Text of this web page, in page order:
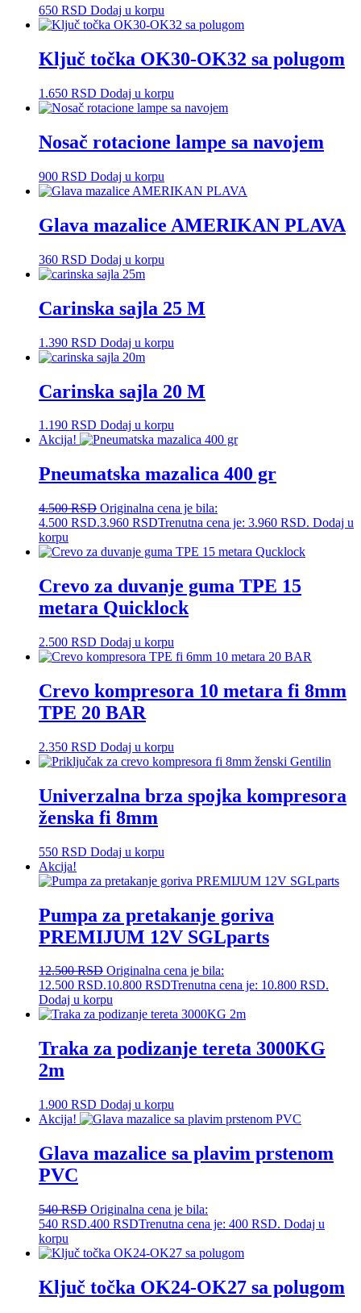
650 RSD Dodaj u korpu
Ključ točka OK30-OK32 sa polugom
1.650 RSD Dodaj u korpu
Nosač rotacione lampe sa navojem
900 RSD Dodaj u korpu
Glava mazalice AMERIKAN PLAVA
360 RSD Dodaj u korpu
Carinska sajla 25 M
1.390 RSD Dodaj u korpu
Carinska sajla 20 M
1.190 RSD Dodaj u korpu
Akcija!
Pneumatska mazalica 400 gr
4.500RSD Originalna cena je bila:
4.500 RSD.3.960 RSDTrenutna cena je: 3.960 RSD. Dodaj u
korpu
Crevo za duvanje guma TPE 15
metara Quicklock
2.500 RSD Dodaj u korpu
Crevo kompresora 10 metara fi 8mm
TPE 20 BAR
2.350 RSD Dodaj u korpu
Univerzalna brza spojka kompresora
ženska fi 8mm
550 RSD Dodaj u korpu
Akcija!
Pumpa za pretakanje goriva
PREMIJUM 12V SGLparts
12.500RSD Originalna cena je bila:
12.500 RSD.10.800 RSDTrenutna cena je: 10.800 RSD.
Dodaj u korpu
Traka za podizanje tereta 3000KG
2m
1.900 RSD Dodaj u korpu
Akcija!
Glava mazalice sa plavim prstenom
PVC
540RSD Originalna cena je bila:
540 RSD.400 RSDTrenutna cena je: 400 RSD. Dodaj u
korpu
Ključ točka OK24-OK27 sa polugom